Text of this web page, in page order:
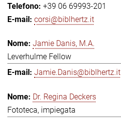
+39 06 69993-201
corsi@biblhertz.it
Jamie Danis, M.A.
Leverhulme Fellow
Jamie.Danis@biblhertz.it
Dr. Regina Deckers
Fototeca, impiegata